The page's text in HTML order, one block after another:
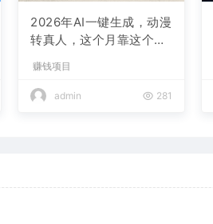
2026年AI一键生成，动漫
转真人，这个月靠这个AI
赚钱项目
admin 281